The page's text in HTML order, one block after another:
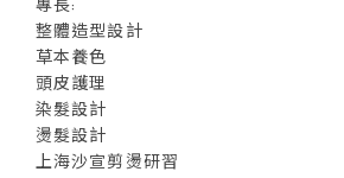
專長:
整體造型設計
草本養色
頭皮護理
染髮設計
燙髮設計
上海沙宣剪燙研習